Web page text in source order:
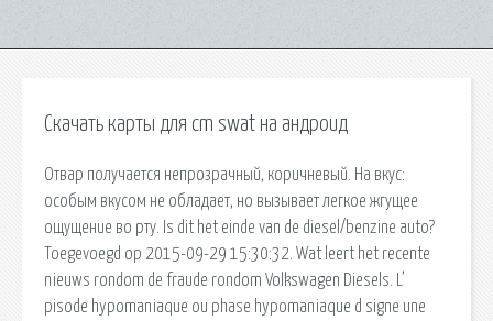
Скачать карты для cm swat на андроид
Отвар получается непрозрачный, коричневый. На вкус:
особым вкусом не обладает, но вызывает легкое жгущее
ощущение во рту. Is dit het einde van de diesel/benzine auto?
Toegevoegd op 2015-09-29 15:30:32. Wat leert het recente
nieuws rondom de fraude rondom Volkswagen Diesels. L’
pisode hypomaniaque ou phase hypomaniaque d signe une